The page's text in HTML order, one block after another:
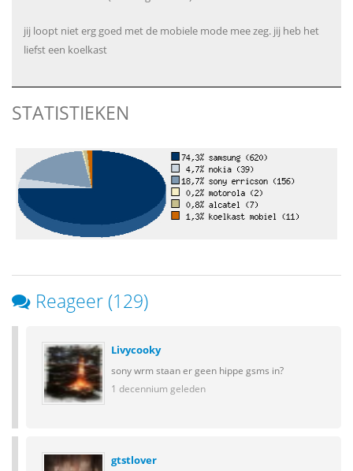
jij loopt niet erg goed met de mobiele mode mee zeg. jij heb het
liefst een koelkast
STATISTIEKEN
Reageer (129)
Livycooky
sony wrm staan er geen hippe gsms in?
1 decennium geleden
gtstlover